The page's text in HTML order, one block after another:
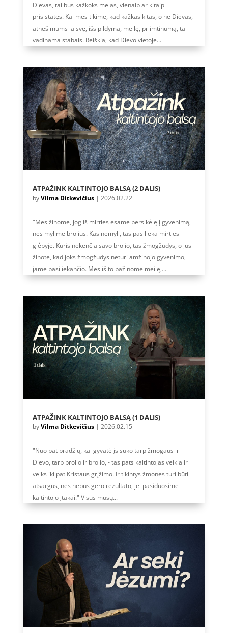
Dievas, tai bus kažkoks melas, vienaip ar kitaip
prisistatęs. Kai mes tikime, kad kažkas kitas, o ne Dievas,
atneš mums laisvę, išsipildymą, meilę, priimtinumą, tai
vadinama stabais. Reiškia, kad Dievo vietoje...
ATPAŽINK KALTINTOJO BALSĄ (2 DALIS)
byVilma Ditkevičius| 2026.02.22
"Mes žinome, jog iš mirties esame persikėlę į gyvenimą,
nes mylime brolius. Kas nemyli, tas pasilieka mirties
glėbyje. Kuris nekenčia savo brolio, tas žmogžudys, o jūs
žinote, kad joks žmogžudys neturi amžinojo gyvenimo,
jame pasiliekančio. Mes iš to pažinome meilę,...
ATPAŽINK KALTINTOJO BALSĄ (1 DALIS)
byVilma Ditkevičius| 2026.02.15
"Nuo pat pradžių, kai gyvatė įsisuko tarp žmogaus ir
Dievo, tarp brolio ir brolio, - tas pats kaltintojas veikia ir
veiks iki pat Kristaus grįžimo. Ir tikintys žmonės turi būti
atsargūs, nes nebus gero rezultato, jei pasiduosime
kaltintojo įtakai." Visus mūsų...